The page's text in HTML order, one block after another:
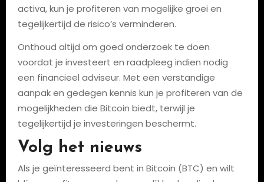
activa, kun je profiteren van mogelijke groei en
tegelijkertijd de risico’s verminderen.
Onthoud altijd om goed onderzoek te doen
voordat je investeert en raadpleeg indien nodig
een financieel adviseur. Met een verstandige
aanpak en gedegen kennis kun je profiteren van de
mogelijkheden die Bitcoin biedt, terwijl je
tegelijkertijd je investeringen beschermt.
Volg het nieuws
Als je geïnteresseerd bent in Bitcoin (BTC) en wilt